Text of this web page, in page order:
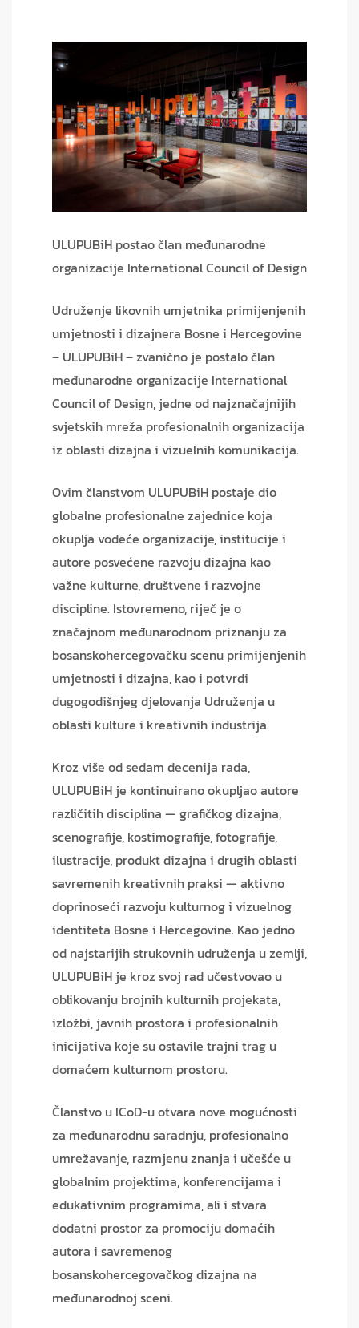
ULUPUBiH postao član međunarodne
organizacije International Council of Design
Udruženje likovnih umjetnika primijenjenih
umjetnosti i dizajnera Bosne i Hercegovine
– ULUPUBiH – zvanično je postalo član
međunarodne organizacije International
Council of Design, jedne od najznačajnijih
svjetskih mreža profesionalnih organizacija
iz oblasti dizajna i vizuelnih komunikacija.
Ovim članstvom ULUPUBiH postaje dio
globalne profesionalne zajednice koja
okuplja vodeće organizacije, institucije i
autore posvećene razvoju dizajna kao
važne kulturne, društvene i razvojne
discipline. Istovremeno, riječ je o
značajnom međunarodnom priznanju za
bosanskohercegovačku scenu primijenjenih
umjetnosti i dizajna, kao i potvrdi
dugogodišnjeg djelovanja Udruženja u
oblasti kulture i kreativnih industrija.
Kroz više od sedam decenija rada,
ULUPUBiH je kontinuirano okupljao autore
različitih disciplina — grafičkog dizajna,
scenografije, kostimografije, fotografije,
ilustracije, produkt dizajna i drugih oblasti
savremenih kreativnih praksi — aktivno
doprinoseći razvoju kulturnog i vizuelnog
identiteta Bosne i Hercegovine. Kao jedno
od najstarijih strukovnih udruženja u zemlji,
ULUPUBiH je kroz svoj rad učestvovao u
oblikovanju brojnih kulturnih projekata,
izložbi, javnih prostora i profesionalnih
inicijativa koje su ostavile trajni trag u
domaćem kulturnom prostoru.
Članstvo u ICoD-u otvara nove mogućnosti
za međunarodnu saradnju, profesionalno
umrežavanje, razmjenu znanja i učešće u
globalnim projektima, konferencijama i
edukativnim programima, ali i stvara
dodatni prostor za promociju domaćih
autora i savremenog
bosanskohercegovačkog dizajna na
međunarodnoj sceni.